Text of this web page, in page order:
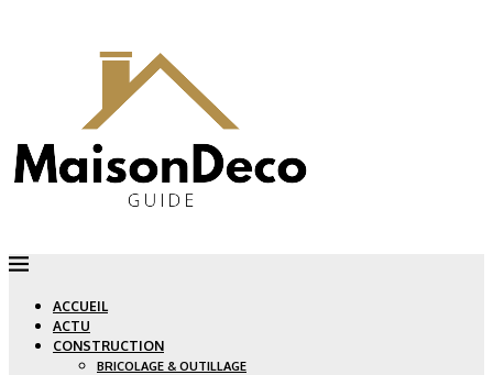
ACCUEIL
ACTU
CONSTRUCTION
BRICOLAGE & OUTILLAGE